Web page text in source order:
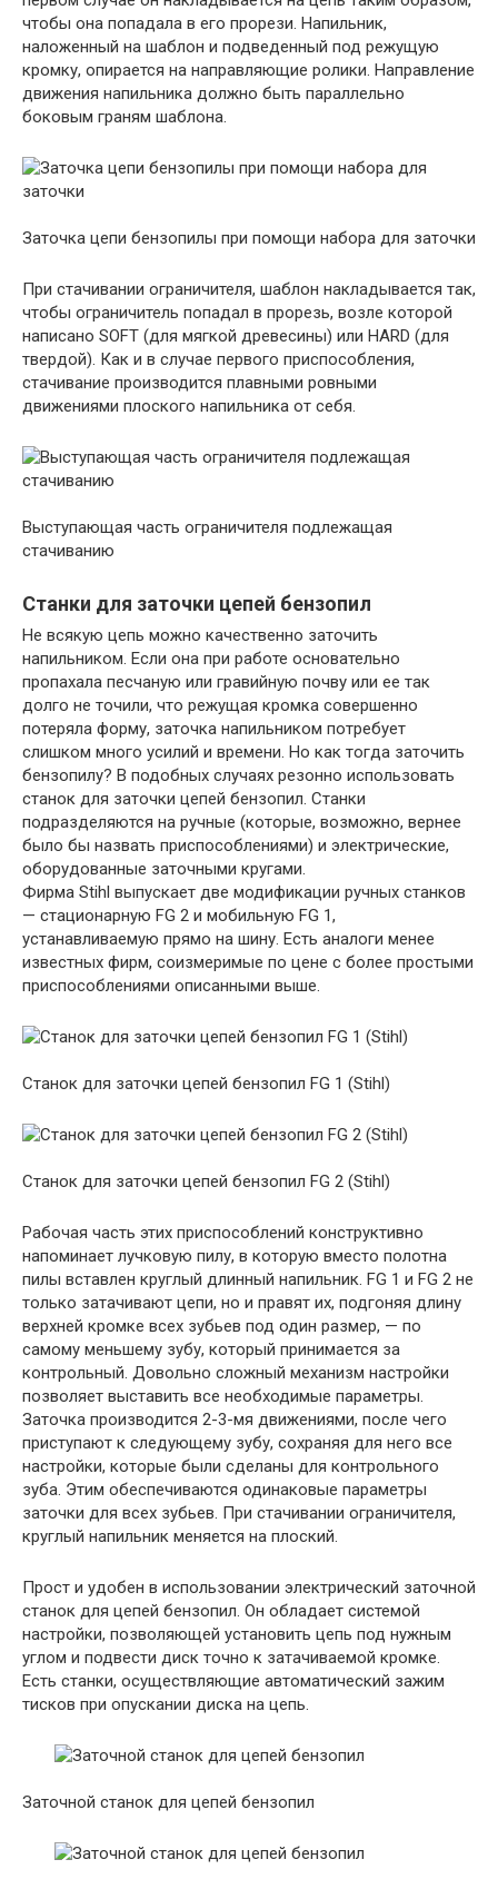
чтобы она попадала в его прорези. Напильник,
наложенный на шаблон и подведенный под режущую
кромку, опирается на направляющие ролики. Направление
движения напильника должно быть параллельно
боковым граням шаблона.
Заточка цепи бензопилы при помощи набора для заточки
При стачивании ограничителя, шаблон накладывается так,
чтобы ограничитель попадал в прорезь, возле которой
написано SOFT (для мягкой древесины) или HARD (для
твердой). Как и в случае первого приспособления,
стачивание производится плавными ровными
движениями плоского напильника от себя.
Выступающая часть ограничителя подлежащая
стачиванию
Станки для заточки цепей бензопил
Не всякую цепь можно качественно заточить
напильником. Если она при работе основательно
пропахала песчаную или гравийную почву или ее так
долго не точили, что режущая кромка совершенно
потеряла форму, заточка напильником потребует
слишком много усилий и времени. Но как тогда заточить
бензопилу? В подобных случаях резонно использовать
станок для заточки цепей бензопил. Станки
подразделяются на ручные (которые, возможно, вернее
было бы назвать приспособлениями) и электрические,
оборудованные заточными кругами.
Фирма Stihl выпускает две модификации ручных станков
— стационарную FG 2 и мобильную FG 1,
устанавливаемую прямо на шину. Есть аналоги менее
известных фирм, соизмеримые по цене с более простыми
приспособлениями описанными выше.
Станок для заточки цепей бензопил FG 1 (Stihl)
Станок для заточки цепей бензопил FG 2 (Stihl)
Рабочая часть этих приспособлений конструктивно
напоминает лучковую пилу, в которую вместо полотна
пилы вставлен круглый длинный напильник. FG 1 и FG 2 не
только затачивают цепи, но и правят их, подгоняя длину
верхней кромке всех зубьев под один размер, — по
самому меньшему зубу, который принимается за
контрольный. Довольно сложный механизм настройки
позволяет выставить все необходимые параметры.
Заточка производится 2-3-мя движениями, после чего
приступают к следующему зубу, сохраняя для него все
настройки, которые были сделаны для контрольного
зуба. Этим обеспечиваются одинаковые параметры
заточки для всех зубьев. При стачивании ограничителя,
круглый напильник меняется на плоский.
Прост и удобен в использовании электрический заточной
станок для цепей бензопил. Он обладает системой
настройки, позволяющей установить цепь под нужным
углом и подвести диск точно к затачиваемой кромке.
Есть станки, осуществляющие автоматический зажим
тисков при опускании диска на цепь.
Заточной станок для цепей бензопил